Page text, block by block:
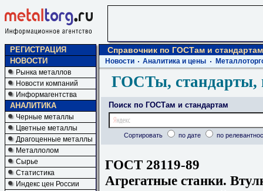
РЕГИСТРАЦИЯ
НОВОСТИ
Рынка металлов
Новости компаний
Информагентства
АНАЛИТИКА
Черные металлы
Цветные металлы
Драгоценные металлы
Металлолом
Сырье
Статистика
Индекс цен России
Справочник по ГОСТам и стандартам
Новости Аналитика и цены
ГОСТы, стандарты,
Поиск по ГОСТам и стандартам
Сортировать по дате по
ГОСТ 28119-89
Агрегатные станки.